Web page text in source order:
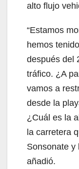
alto flujo
“Estamos
hemos
después del
tráfico. ¿A
vamos a
desde la
¿Cuál es la
la carretera
Sonsonate y
añadió.